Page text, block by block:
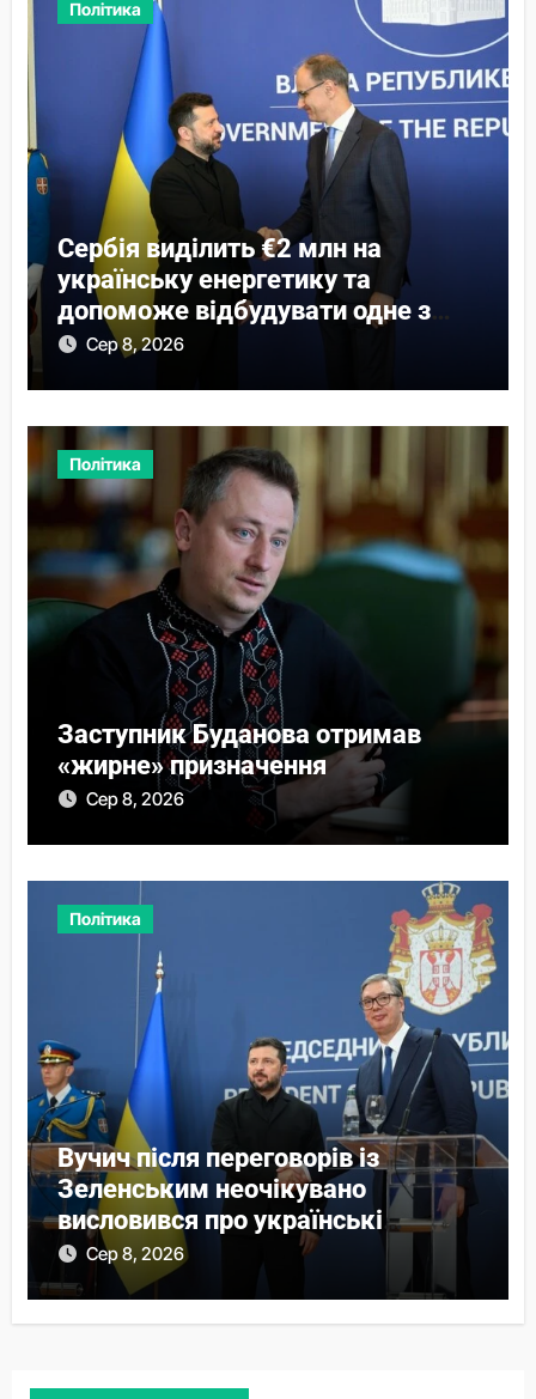
Політика
Сербія виділить €2 млн на
українську енергетику та
допоможе відбудувати одне з
містСер 8, 2026
Політика
Заступник Буданова отримав
«жирне» призначення
Сер 8, 2026
Політика
Вучич після переговорів із
Зеленським неочікувано
висловився про українські
території
Сер 8, 2026